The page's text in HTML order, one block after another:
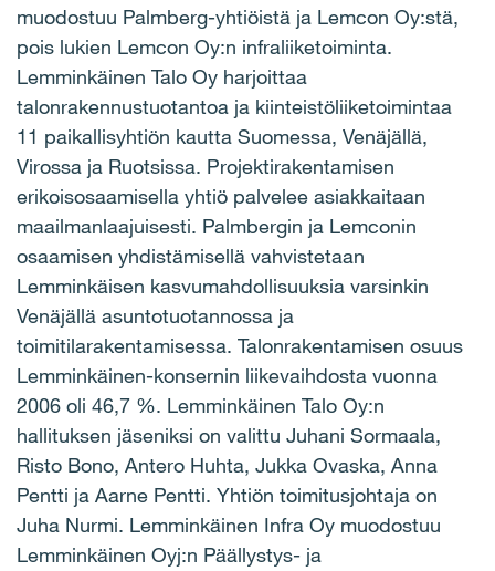
muodostuu Palmberg-yhtiöistä ja Lemcon Oy:stä,
pois lukien Lemcon Oy:n infraliiketoiminta.
Lemminkäinen Talo Oy harjoittaa
talonrakennustuotantoa ja kiinteistöliiketoimintaa
11 paikallisyhtiön kautta Suomessa, Venäjällä,
Virossa ja Ruotsissa. Projektirakentamisen
erikoisosaamisella yhtiö palvelee asiakkaitaan
maailmanlaajuisesti. Palmbergin ja Lemconin
osaamisen yhdistämisellä vahvistetaan
Lemminkäisen kasvumahdollisuuksia varsinkin
Venäjällä asuntotuotannossa ja
toimitilarakentamisessa. Talonrakentamisen osuus
Lemminkäinen-konsernin liikevaihdosta vuonna
2006 oli 46,7 %. Lemminkäinen Talo Oy:n
hallituksen jäseniksi on valittu Juhani Sormaala,
Risto Bono, Antero Huhta, Jukka Ovaska, Anna
Pentti ja Aarne Pentti. Yhtiön toimitusjohtaja on
Juha Nurmi. Lemminkäinen Infra Oy muodostuu
Lemminkäinen Oyj:n Päällystys- ja